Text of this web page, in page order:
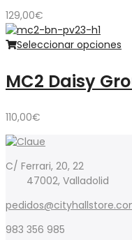
129,00€
Seleccionar opciones
MC2 Daisy
110,00€
C/ Ferrari, 20, 22
47002, Valladolid
983 356 985